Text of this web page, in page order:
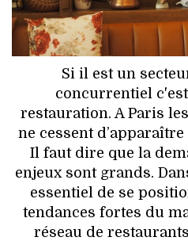
MODE
JEUNES
HISTOIRE
VOYAGES
Si il est un
concurrentiel
restauration. A Paris
ne cessent
Il faut dire que la
enjeux sont grands.
essentiel de se
tendances fortes du
réseau de